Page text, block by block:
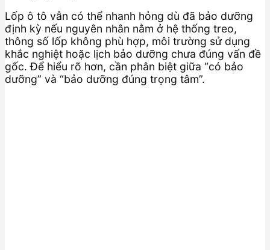
Lốp ô tô vẫn có thể nhanh hỏng dù đã bảo dưỡng
định kỳ nếu nguyên nhân nằm ở hệ thống treo,
thông số lốp không phù hợp, môi trường sử dụng
khắc nghiệt hoặc lịch bảo dưỡng chưa đúng vấn đề
gốc. Để hiểu rõ hơn, cần phân biệt giữa “có bảo
dưỡng” và “bảo dưỡng đúng trọng tâm”.